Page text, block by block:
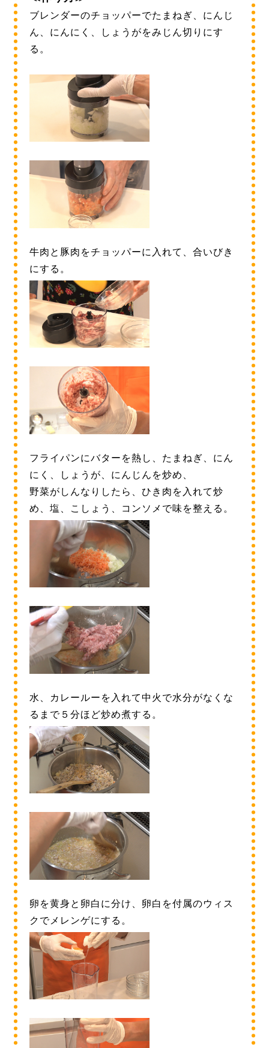
ブレンダーのチョッパーでたまねぎ、にんじ
ん、にんにく、しょうがをみじん切りにす
る。
牛肉と豚肉をチョッパーに入れて、合いびき
にする。
フライパンにバターを熱し、たまねぎ、にん
にく、しょうが、にんじんを炒め、
野菜がしんなりしたら、ひき肉を入れて炒
め、塩、こしょう、コンソメで味を整える。
水、カレールーを入れて中火で水分がなくな
るまで５分ほど炒め煮する。
卵を黄身と卵白に分け、卵白を付属のウィス
クでメレンゲにする。